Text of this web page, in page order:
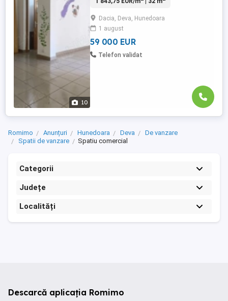
10
intrare atat din stada cat si din casa scarii
centrala termica pe gaz usi din termopan
cu tamplarie PVC ferestre din termopan cu
tamplarie ...
Dacia, Deva, Hunedoara
1 august
59 000 EUR
Telefon validat
Romimo Anunțuri Hunedoara Deva
De vanzare
Spatii de vanzare
Spatiu comercial
Categorii
Județe
Localități
Descarcă aplicația Romimo